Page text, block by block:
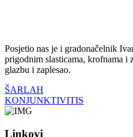
Posjetio nas je i gradonačelnik
prigodnim slasticama, krofnama i
glazbu i zaplesao.
ŠARLAH
KONJUNKTIVITIS
Linkovi